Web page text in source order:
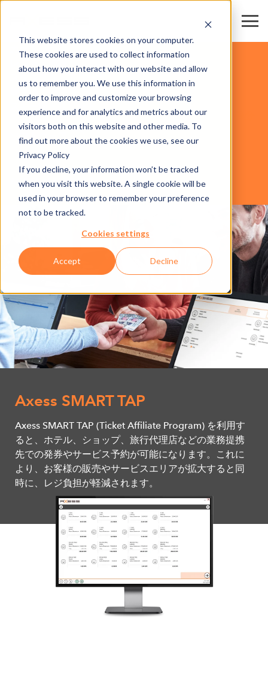
This website stores cookies on your computer.
These cookies are used to collect information
about how you interact with our website and allow
us to remember you. We use this information in
order to improve and customize your browsing
experience and for analytics and metrics about our
visitors both on this website and other media. To
find out more about the cookies we use, see our
Privacy Policy
If you decline, your information won’t be tracked
when you visit this website. A single cookie will be
used in your browser to remember your preference
not to be tracked.
Cookies settings
Accept Decline
AXESS SMART TAP
ソフトウェア
スキー場・リゾート
展示場・会議場
スタジアム・アリーナ
レジャー施設
カード
Axess SMART TAP
Axess SMART TAP (Ticket Affiliate Program) を利用す
ると、ホテル、ショップ、旅行代理店などの業務提携
先での発券やサービス予約が可能になります。これに
より、お客様の販売やサービスエリアが拡大すると同
時に、レジ負担が軽減されます。